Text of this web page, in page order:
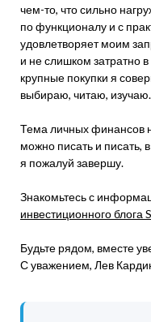
чем-то, что сильно
по функционалу и с
удовлетворяет моим
и не слишком затратно
крупные покупки я
выбираю, читаю, изучаю.
Тема личных финансов
можно писать и писать,
я пожалуй завершу.
Знакомьтесь с
инвестиционного блога
Будьте рядом, вместе
С уважением, Лев